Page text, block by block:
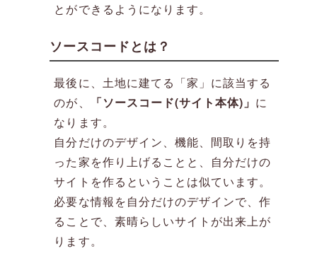
とができるようになります。
ソースコードとは？
最後に、土地に建てる「家」に該当する
のが、
「ソースコード(サイト本体)」 に
なります。
自分だけのデザイン、機能、間取りを持
った家を作り上げることと、自分だけの
サイトを作るということは似ています。
必要な情報を自分だけのデザインで、作
ることで、素晴らしいサイトが出来上が
ります。